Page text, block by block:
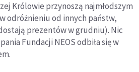
Królowie przynoszą najmłodszym
odróżnieniu od innych państw,
prezentów w grudniu). Nic
Fundacji NEOS odbiła się w